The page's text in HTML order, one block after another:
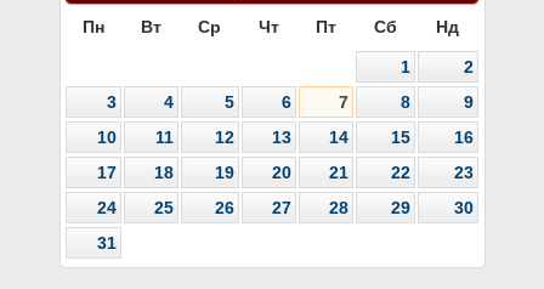
Пн Вт Ср Чт Пт Сб Нд
1
2
3
4 5 6 7 8
9
10
11 12 13 14 15
16
17
18 19 20 21 22
23
24
25 26 27 28 29
30
31